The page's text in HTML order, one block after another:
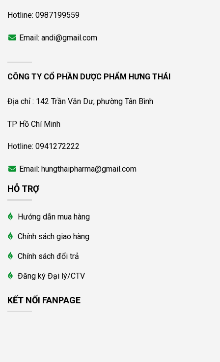
Hotline: 0987199559
Email: andi@gmail.com
CÔNG TY CỔ PHẦN DƯỢC PHẨM HƯNG THÁI
Địa chỉ : 142 Trần Văn Dư, phường Tân Bình
TP Hồ Chí Minh
Hotline: 0941272222
Email: hungthaipharma@gmail.com
HỖ TRỢ
Hướng dẫn mua hàng
Chính sách giao hàng
Chính sách đổi trả
Đăng ký Đại lý/CTV
KẾT NỐI FANPAGE